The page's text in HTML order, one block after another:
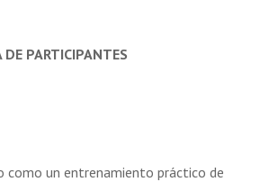
PARTICIPANTES
como un entrenamiento práctico de